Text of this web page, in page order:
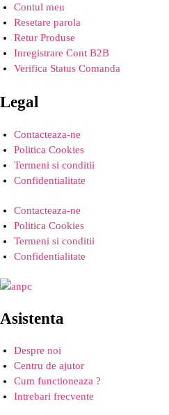
Contul meu
Resetare parola
Retur Produse
Inregistrare Cont B2B
Verifica Status Comanda
Legal
Contacteaza-ne
Politica Cookies
Termeni si conditii
Confidentialitate
Contacteaza-ne
Politica Cookies
Termeni si conditii
Confidentialitate
Asistenta
Despre noi
Centru de ajutor
Cum functioneaza ?
Intrebari frecvente